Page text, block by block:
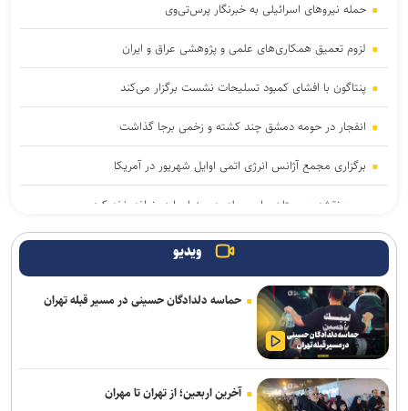
حمله نیروهای اسرائیلی به خبرنگار پرس‌تی‌وی
لزوم تعمیق همکاری‌های علمی و پژوهشی عراق و ایران
پنتاگون با افشای کمبود تسلیحات نشست برگزار می‌کند
انفجار در حومه دمشق چند کشته و زخمی برجا گذاشت
برگزاری مجمع آژانس انرژی اتمی اوایل شهریور در آمریکا
یمن: نقشه عربستان برای حمله به صنعاء را در نطفه خفه کردیم
پیام هشدار مقاومت یمن به ریاض
حاج‌علی‌اکبری: تحرکات سازمان‌یافته‌ای برای ترویج برهنگی انجام می‌شود
قدردانی از حضور حماسی ملت مبعوث شده در راهپیمایی اربعین
جلسات صحن علنی مجلس هفته آینده برگزار می‌شود
هلاکت اعضای یک تیم تروریستی در سیستان‌وبلوچستان
ویدیو
حماسه دلدادگان حسینی در مسیر قبله تهران
آخرین اربعین؛ از تهران تا مهران